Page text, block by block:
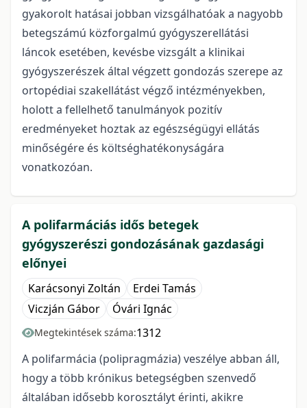
gyakorolt hatásai jobban vizsgálhatóak a nagyobb
betegszámú közforgalmú gyógyszerellátási
láncok esetében, kevésbe vizsgált a klinikai
gyógyszerészek által végzett gondozás szerepe az
ortopédiai szakellátást végző intézményekben,
holott a fellelhető tanulmányok pozitív
eredményeket hoztak az egészségügyi ellátás
minőségére és költséghatékonyságára
vonatkozóan.
A polifarmáciás idős betegek
gyógyszerészi gondozásának gazdasági
előnyei
Karácsonyi Zoltán
Erdei Tamás
Viczján Gábor
Óvári Ignác
Megtekintések száma:1312
A polifarmácia (polipragmázia) veszélye abban áll,
hogy a több krónikus betegségben szenvedő
általában idősebb korosztályt érinti, akikre